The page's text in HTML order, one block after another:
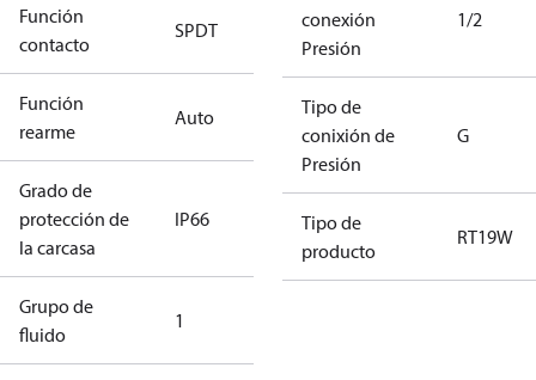
Función
contacto
SPDT
Función
rearme
Auto
Grado de
protección de
la carcasa
IP66
Grupo de
fluido
1
conexión
Presión
1/2
Tipo de
conixión de
Presión
G
Tipo de
producto
RT19W